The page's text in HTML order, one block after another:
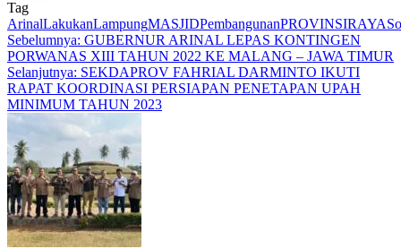
Tag
ArinalLakukanLampungMASJIDPembangunanPROVINSIRAYA
Navigasi
pos
Sebelumnya: GUBERNUR ARINAL LEPAS KONTINGEN
PORWANAS XIII TAHUN 2022 KE MALANG – JAWA TIMUR
Selanjutnya: SEKDAPROV FAHRIAL DARMINTO IKUTI
RAPAT KOORDINASI PERSIAPAN PENETAPAN UPAH
MINIMUM TAHUN 2023